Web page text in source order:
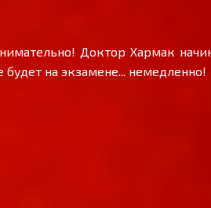
Доктор Хармак
на экзамене... немедленно!